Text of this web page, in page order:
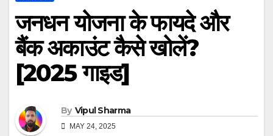
जनधन योजना के फायदे और
बैंक अकाउंट कैसे खोलें?
[2025 गाइड]
By Vipul Sharma
MAY 24, 2025